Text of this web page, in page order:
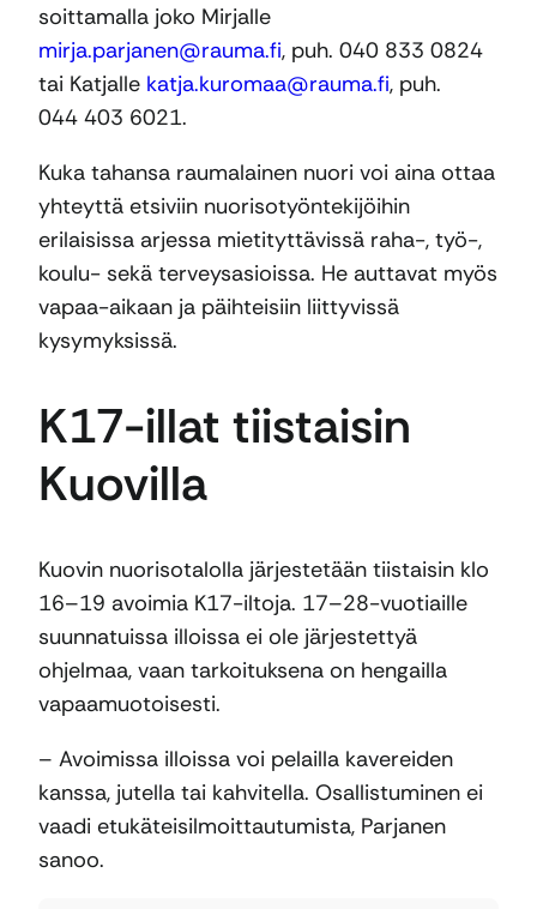
soittamalla joko Mirjalle
mirja.parjanen@rauma.fi, puh. 040 833 0824
tai Katjalle katja.kuromaa@rauma.fi, puh.
044 403 6021.
Kuka tahansa raumalainen nuori voi aina ottaa
yhteyttä etsiviin nuorisotyöntekijöihin
erilaisissa arjessa mietityttävissä raha-, työ-,
koulu- sekä terveysasioissa. He auttavat myös
vapaa-aikaan ja päihteisiin liittyvissä
kysymyksissä.
K17-illat tiistaisin
Kuovilla
Kuovin nuorisotalolla järjestetään tiistaisin klo
16–19 avoimia K17-iltoja. 17–28-vuotiaille
suunnatuissa illoissa ei ole järjestettyä
ohjelmaa, vaan tarkoituksena on hengailla
vapaamuotoisesti.
– Avoimissa illoissa voi pelailla kavereiden
kanssa, jutella tai kahvitella. Osallistuminen ei
vaadi etukäteisilmoittautumista, Parjanen
sanoo.